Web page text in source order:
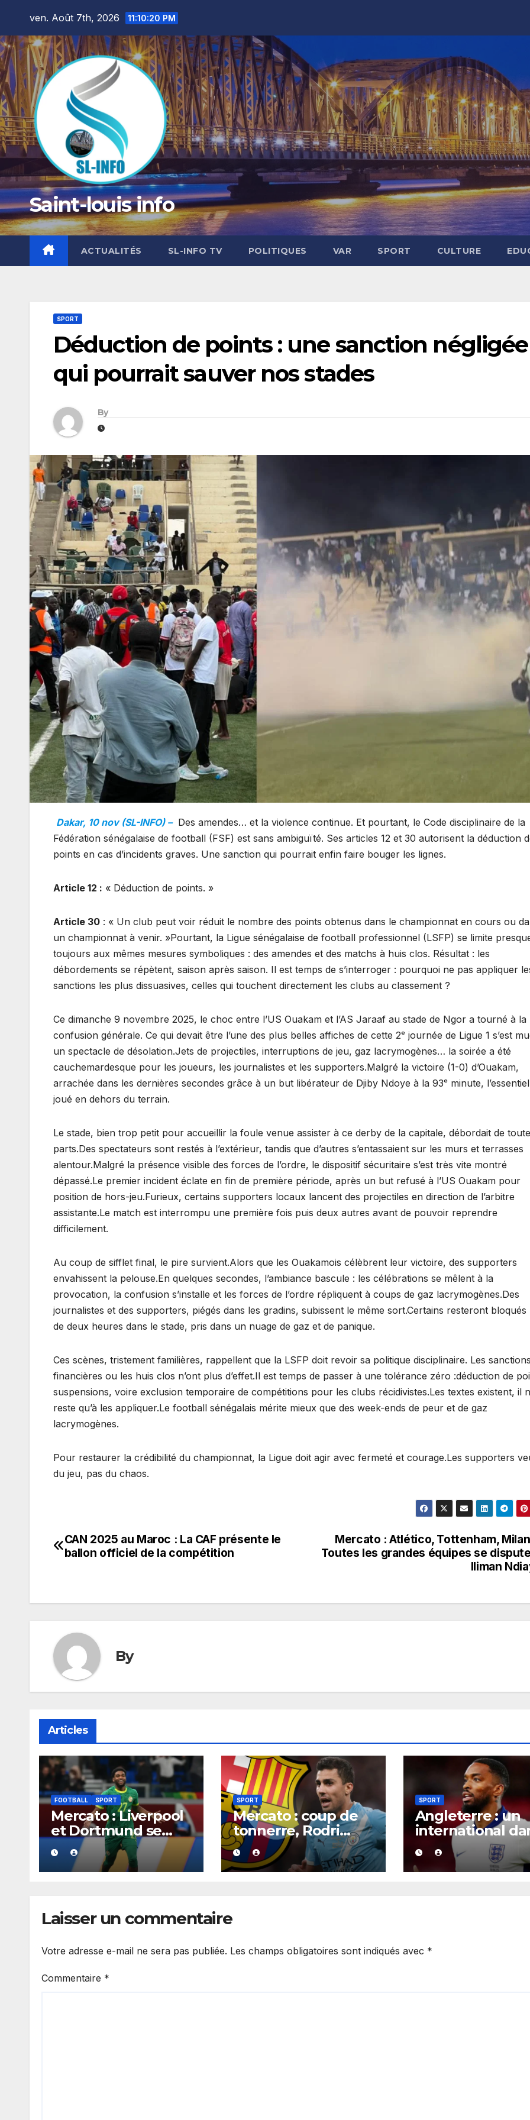
content
ven. Août 7th, 2026 11:10:22 PM
Saint-louis info
ACTUALITÉS SL-INFO TV POLITIQUES VAR SPORT CULTURE
SPORT
Déduction de points : une sanction négligée
qui pourrait sauver nos stades
By
Dakar, 10 nov (SL-INFO) – Des amendes… et la violence continue. Et pourtant, le Code disciplinaire de la
Fédération sénégalaise de football (FSF) est sans ambiguïté. Ses articles 12 et 30 autorisent la déduction
points en cas d’incidents graves. Une sanction qui pourrait enfin faire bouger les lignes.
Article 12 : « Déduction de points. »
Article 30 : « Un club peut voir réduit le nombre des points obtenus dans le championnat en cours ou
un championnat à venir. »Pourtant, la Ligue sénégalaise de football professionnel (LSFP) se limite
toujours aux mêmes mesures symboliques : des amendes et des matchs à huis clos. Résultat : les
débordements se répètent, saison après saison. Il est temps de s’interroger : pourquoi ne pas appliquer
sanctions les plus dissuasives, celles qui touchent directement les clubs au classement ?
Ce dimanche 9 novembre 2025, le choc entre l’US Ouakam et l’AS Jaraaf au stade de Ngor a tourné à la
confusion générale. Ce qui devait être l’une des plus belles affiches de cette 2ᵉ journée de Ligue 1 s’est
un spectacle de désolation.Jets de projectiles, interruptions de jeu, gaz lacrymogènes… la soirée a été
cauchemardesque pour les joueurs, les journalistes et les supporters.Malgré la victoire (1-0) d’Ouakam,
arrachée dans les dernières secondes grâce à un but libérateur de Djiby Ndoye à la 93ᵉ minute, l’essentiel
joué en dehors du terrain.
Le stade, bien trop petit pour accueillir la foule venue assister à ce derby de la capitale, débordait de
parts.Des spectateurs sont restés à l’extérieur, tandis que d’autres s’entassaient sur les murs et terrasses
alentour.Malgré la présence visible des forces de l’ordre, le dispositif sécuritaire s’est très vite montré
dépassé.Le premier incident éclate en fin de première période, après un but refusé à l’US Ouakam pour
position de hors-jeu.Furieux, certains supporters locaux lancent des projectiles en direction de l’arbitre
assistante.Le match est interrompu une première fois puis deux autres avant de pouvoir reprendre
difficilement.
Au coup de sifflet final, le pire survient.Alors que les Ouakamois célèbrent leur victoire, des supporters
envahissent la pelouse.En quelques secondes, l’ambiance bascule : les célébrations se mêlent à la
provocation, la confusion s’installe et les forces de l’ordre répliquent à coups de gaz lacrymogènes.Des
journalistes et des supporters, piégés dans les gradins, subissent le même sort.Certains resteront bloqués
de deux heures dans le stade, pris dans un nuage de gaz et de panique.
Ces scènes, tristement familières, rappellent que la LSFP doit revoir sa politique disciplinaire. Les sanctions
financières ou les huis clos n’ont plus d’effet.Il est temps de passer à une tolérance zéro :déduction de
suspensions, voire exclusion temporaire de compétitions pour les clubs récidivistes.Les textes existent, il
reste qu’à les appliquer.Le football sénégalais mérite mieux que des week-ends de peur et de gaz
lacrymogènes.
Pour restaurer la crédibilité du championnat, la Ligue doit agir avec fermeté et courage.Les supporters
du jeu, pas du chaos.
Navigation
Mercato : Atlético, Tottenham,
Toutes les grandes équipes se
Iliman
CAN 2025 au Maroc : La CAF présente le
ballon officiel de la compétition
By
Articles
FOOTBALL SPORT
Mercato : Liverpool
et Dortmund se
positionnent en
favoris pour
recruter Ibrahim
SPORT
Mercato : coup de
tonnerre, Rodri
aurait trouvé un
accord XXL avec le
Barça pour un
SPORT
Angleterre : un
international
la tourmente,
poursuivi après
présumée
Laisser un commentaire
Votre adresse e-mail ne sera pas publiée. Les champs obligatoires sont indiqués avec *
Commentaire *